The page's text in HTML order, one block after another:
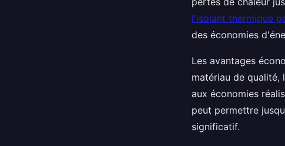
l'isolant thermique
des économies
Les avantages
matériau de qualité,
aux économies
peut permettre
significatif.